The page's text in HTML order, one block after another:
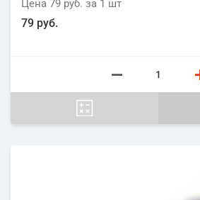
Цена 79 руб. за 1 шт
79 руб.